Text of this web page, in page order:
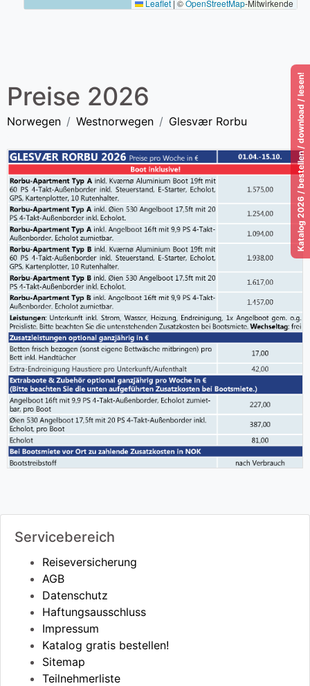
Katalog 2026 / bestellen / download / lesen!
Leaflet | ©OpenStreetMap-Mitwirkende
Preise 2026
Norwegen Westnorwegen Glesvær Rorbu
Servicebereich
Reiseversicherung
AGB
Datenschutz
Haftungsausschluss
Impressum
Katalog gratis bestellen!
Sitemap
Teilnehmerliste